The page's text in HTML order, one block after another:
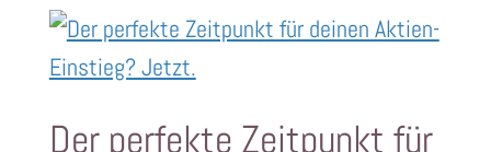
Der perfekte Zeitpunkt für